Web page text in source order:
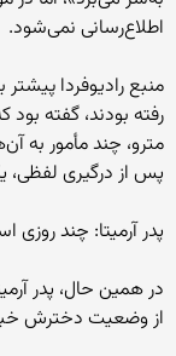
اطلاع‌رسانی نمی‌شود.
منبع رادیوفردا
رفته بودند، گفته
مترو، چند مأمور به
پس از درگیری لفظی،
پدر آرمیتا: چند
در همین حال، پدر
از وضعیت دخترش خبر